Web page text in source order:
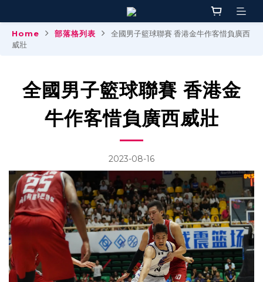
Home 部落格列表
全國男子籃球聯賽 香港金牛作客惜負廣西
威壯
全國男子籃球聯賽 香港金
牛作客惜負廣西威壯
2023-08-16